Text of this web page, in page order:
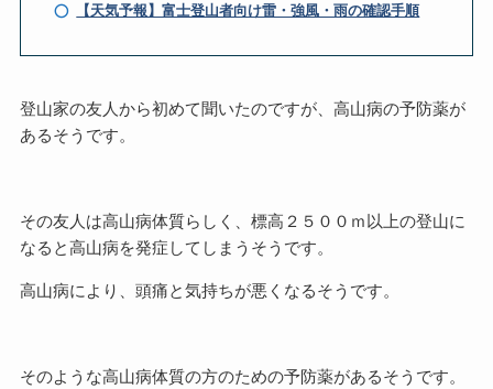
【天気予報】富士登山者向け雷・強風・雨の確認手順
登山家の友人から初めて聞いたのですが、高山病の予防薬が
あるそうです。
その友人は高山病体質らしく、標高２５００ｍ以上の登山に
なると高山病を発症してしまうそうです。
高山病により、頭痛と気持ちが悪くなるそうです。
そのような高山病体質の方のための予防薬があるそうです。